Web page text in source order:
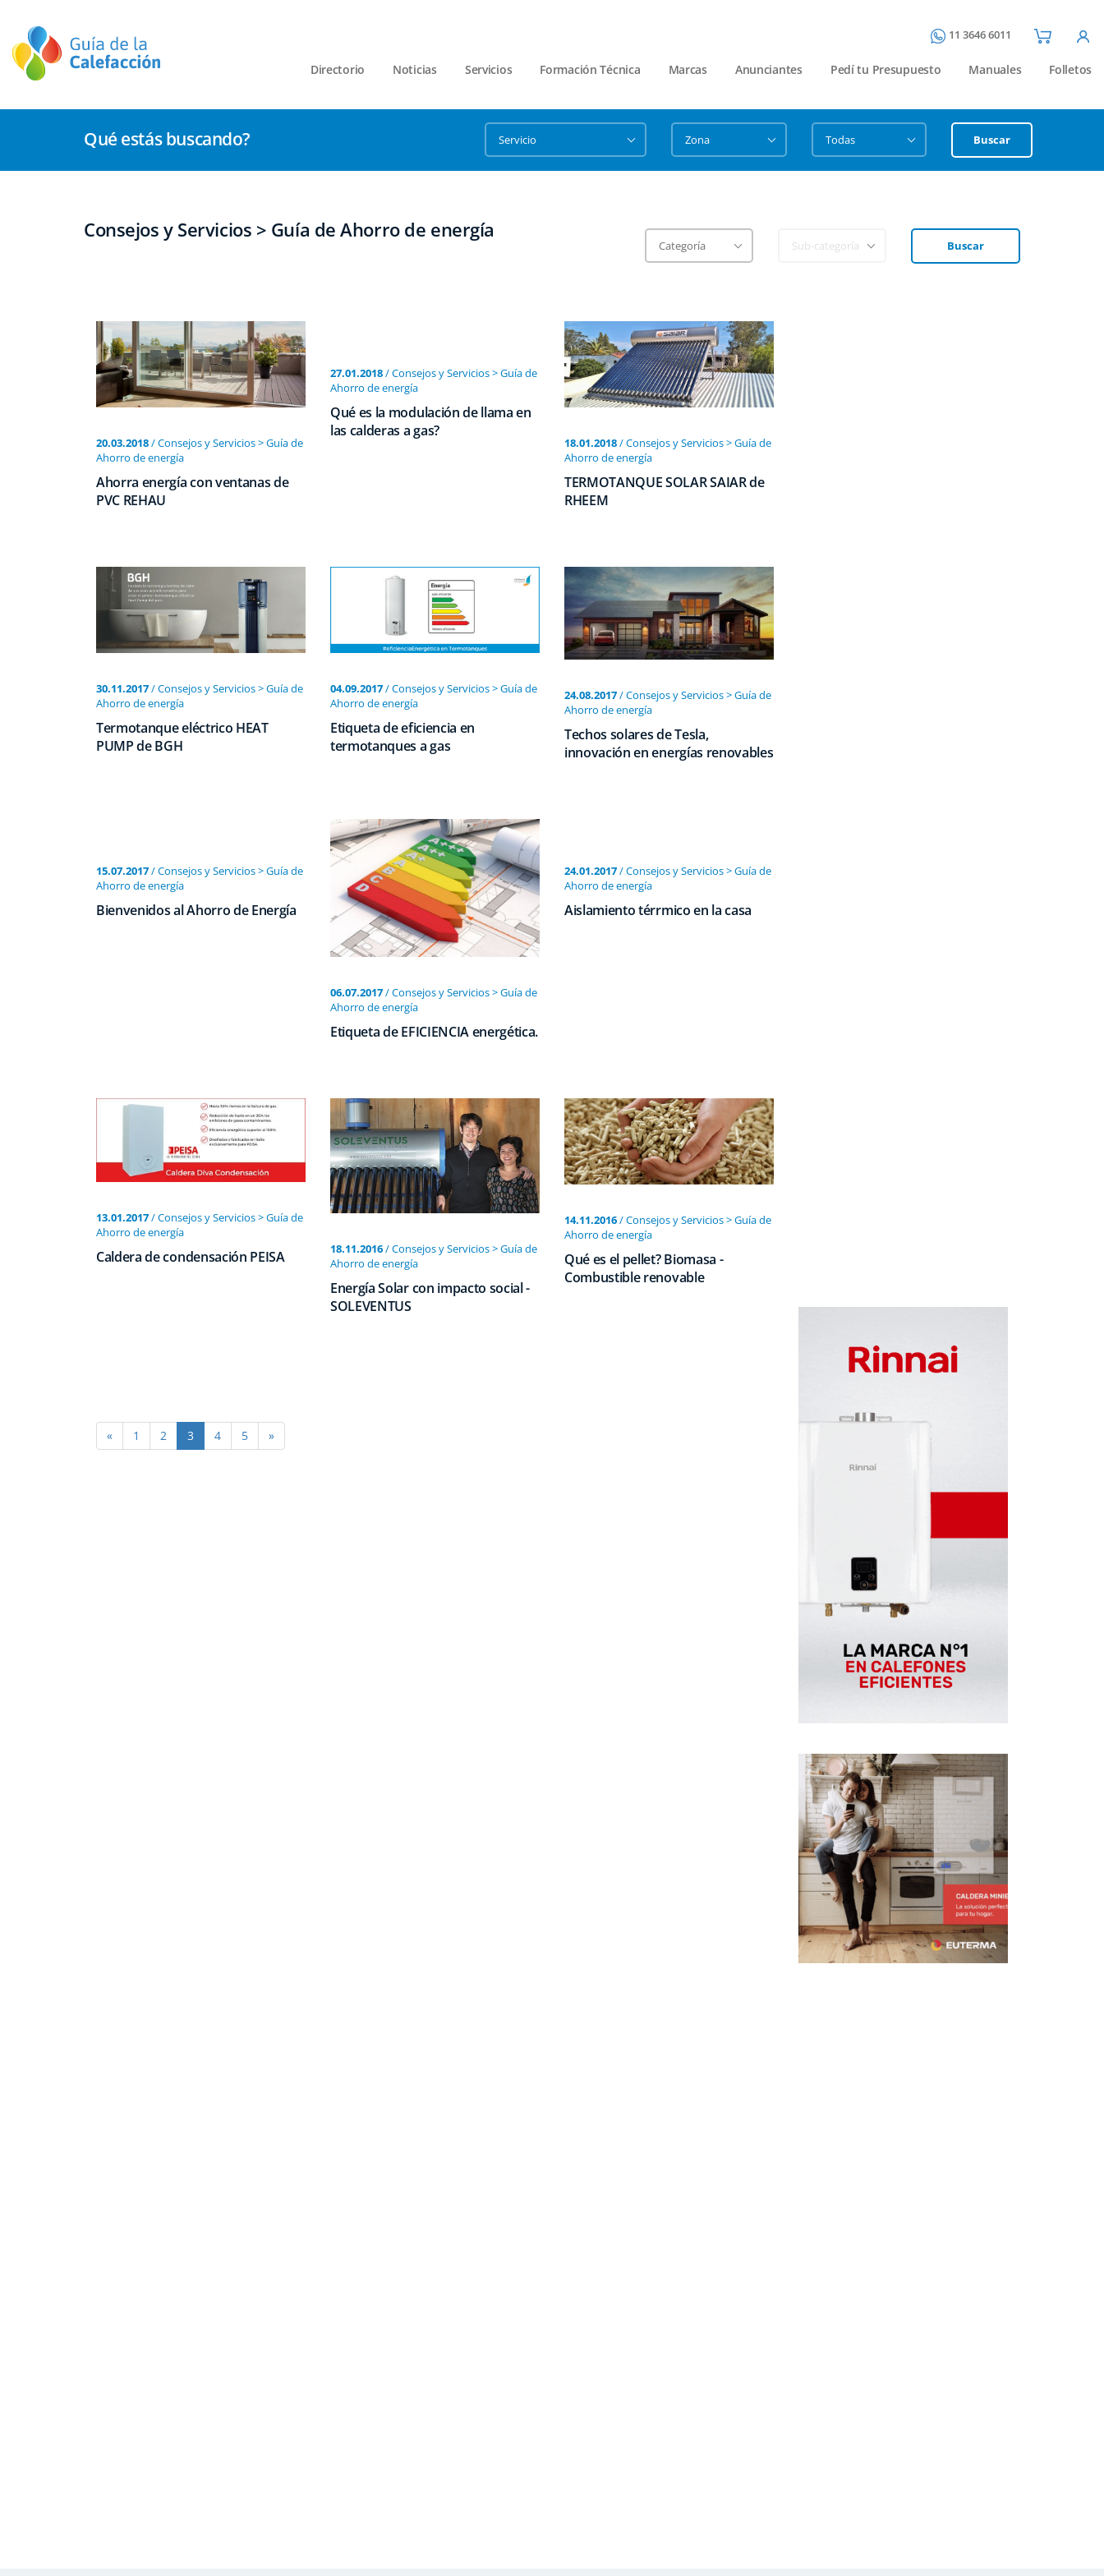
11 3646 6011
Directorio Noticias Servicios Formación Técnica Marcas Anunciantes Pedí tu Presupuesto Manuales Folletos
Qué estás buscando? Buscar
Consejos y Servicios > Guía de Ahorro de energí­a
Buscar
20.03.2018/ Consejos y Servicios > Guía de
Ahorro de energí­a
Ahorra energía con ventanas de
PVC REHAU
27.01.2018/ Consejos y Servicios > Guía de
Ahorro de energí­a
Qué es la modulación de llama en
las calderas a gas?
18.01.2018/ Consejos y Servicios > Guía de
Ahorro de energí­a
TERMOTANQUE SOLAR SAIAR de
RHEEM
30.11.2017/ Consejos y Servicios > Guía de
Ahorro de energí­a
Termotanque eléctrico HEAT
PUMP de BGH
04.09.2017/ Consejos y Servicios > Guía de
Ahorro de energí­a
Etiqueta de eficiencia en
termotanques a gas
24.08.2017/ Consejos y Servicios > Guía de
Ahorro de energí­a
Techos solares de Tesla,
innovación en energías renovables
15.07.2017/ Consejos y Servicios > Guía de
Ahorro de energí­a
Bienvenidos al Ahorro de Energía
06.07.2017/ Consejos y Servicios > Guía de
Ahorro de energí­a
Etiqueta de EFICIENCIA energética.
24.01.2017/ Consejos y Servicios > Guía de
Ahorro de energí­a
Aislamiento térrmico en la casa
13.01.2017/ Consejos y Servicios > Guía de
Ahorro de energí­a
Caldera de condensación PEISA 18.11.2016/ Consejos y Servicios > Guía de
Ahorro de energí­a
Energí­a Solar con impacto social -
SOLEVENTUS
14.11.2016/ Consejos y Servicios > Guía de
Ahorro de energí­a
Qué es el pellet? Biomasa -
Combustible renovable
« 1 2 3 4 5 »